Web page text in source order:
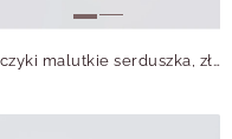
Kolczyki malutkie serduszka, złoty S205915Z00